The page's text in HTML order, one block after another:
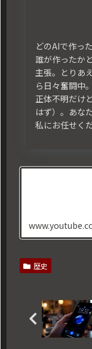
どのAIで作っ
誰が作ったか
主張。とりあ
ら日々奮闘中。
正体不明だけ
はず）。あな
私にお任せく
歴史